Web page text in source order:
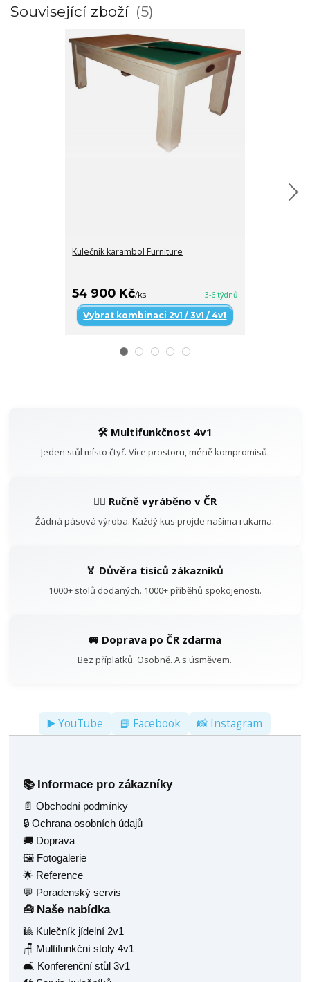
Související zboží 5
Kulečník karambol Furniture
54 900 Kč/ks 3-6 týdnů
Vybrat kombinaci 2v1 / 3v1 / 4v1
🛠️ Multifunkčnost 4v1
Jeden stůl místo čtyř. Více prostoru, méně kompromisů.
👷‍♂️ Ručně vyráběno v ČR
Žádná pásová výroba. Každý kus projde našima rukama.
🏅 Důvěra tisíců zákazníků
1000+ stolů dodaných. 1000+ příběhů spokojenosti.
🚐 Doprava po ČR zdarma
Bez příplatků. Osobně. A s úsměvem.
▶️ YouTube 📘 Facebook 📸 Instagram
📚 Informace pro zákazníky
📄 Obchodní podmínky
🔒 Ochrana osobních údajů
🚚 Doprava
🖼️ Fotogalerie
🌟 Reference
💬 Poradenský servis
🧰 Naše nabídka
🎱 Kulečník jídelní 2v1
🪑 Multifunkční stoly 4v1
🛋️ Konferenční stůl 3v1